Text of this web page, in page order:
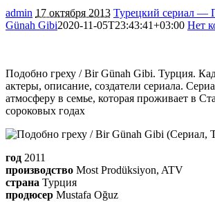
admin 17 октября 2013 Турецкий сериал —
Günah Gibi2020-11-05T23:43:41+03:00 Нет
Подобно греху / Bir Günah Gibi. Турция.
актеры, описание, создатели сериала.
атмосферу в семье, которая проживает в
сороковых годах
год 2011
производство Most Prodüksiyon, ATV
страна Турция
продюсер Mustafa Oğuz